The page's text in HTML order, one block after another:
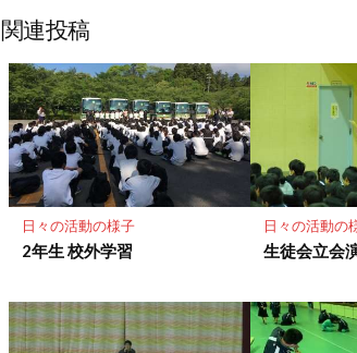
ア
マ
ー
ク
に
保
存
関連投稿
日々の活動の様子
2年生 校外学習
日々の活動の
生徒会立会